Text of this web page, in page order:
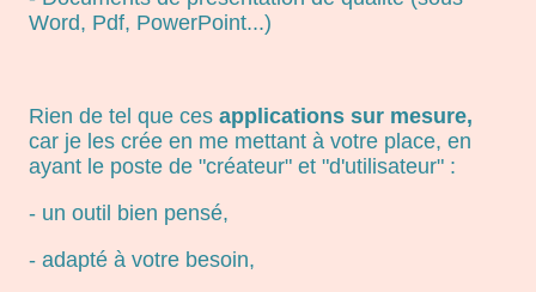
Word, Pdf, PowerPoint...)
Rien de tel que ces applications sur mesure,
car je les crée en me mettant à votre place, en
ayant le poste de "créateur" et "d'utilisateur" :
- un outil bien pensé,
- adapté à votre besoin,